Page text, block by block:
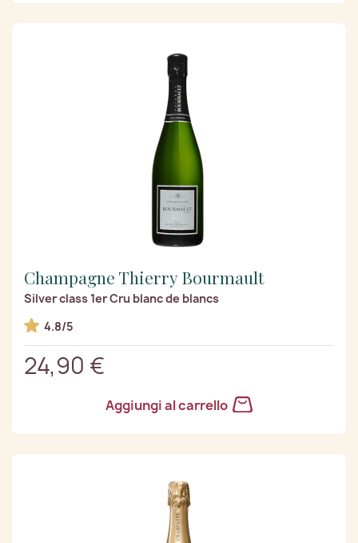
Champagne Thierry Bourmault
Silver class 1er Cru blanc de blancs
4.8/5
24,90 €
Aggiungi al carrello